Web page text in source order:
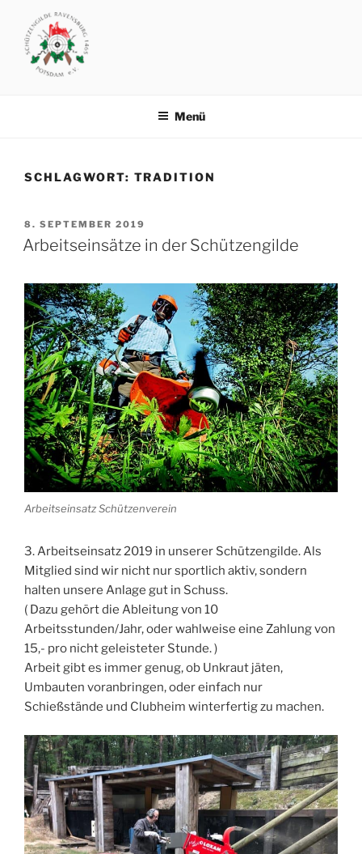
Inhalt
springen
RAVENSBURG1465 POTSDAM
Menü
SCHLAGWORT: TRADITION
VERÖFFENTLICHT
AM
8. SEPTEMBER 2019
Arbeitseinsätze in der Schützengilde
Arbeitseinsatz Schützenverein
3. Arbeitseinsatz 2019 in unserer Schützengilde. Als
Mitglied sind wir nicht nur sportlich aktiv, sondern
halten unsere Anlage gut in Schuss.
( Dazu gehört die Ableitung von 10
Arbeitsstunden/Jahr, oder wahlweise eine Zahlung von
15,- pro nicht geleisteter Stunde. )
Arbeit gibt es immer genug, ob Unkraut jäten,
Umbauten voranbringen, oder einfach nur
Schießstände und Clubheim winterfertig zu machen.